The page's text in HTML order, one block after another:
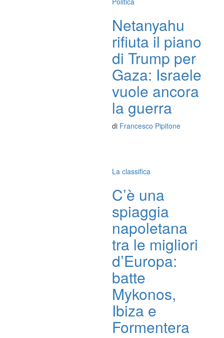
Netanyahu
rifiuta il piano
di Trump per
Gaza: Israele
vuole ancora
la guerra
di Francesco Pipitone
La classifica
C’è una
spiaggia
napoletana
tra le migliori
d’Europa:
batte
Mykonos,
Ibiza e
Formentera